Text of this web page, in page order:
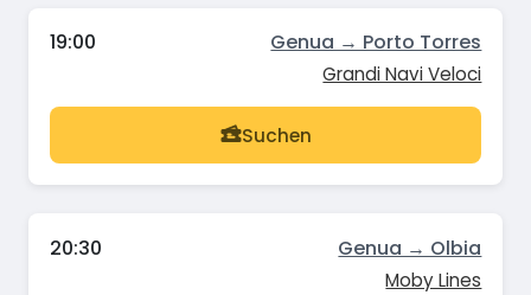
19:00 Genua → Porto Torres
Grandi Navi Veloci
Suchen
20:30 Genua → Olbia
Moby Lines